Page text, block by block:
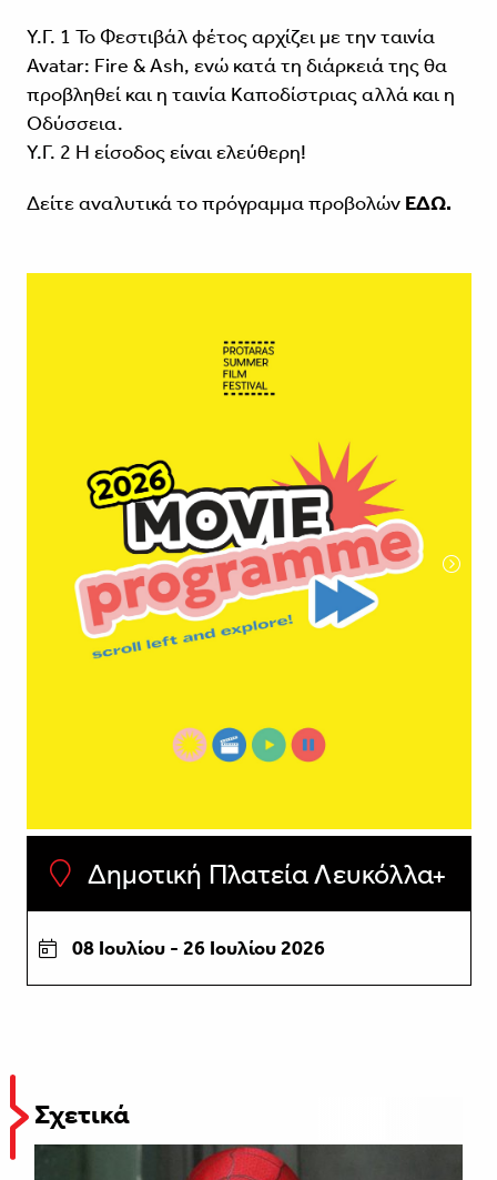
Υ.Γ. 1 Το Φεστιβάλ φέτος αρχίζει με την ταινία
Avatar: Fire & Ash, ενώ κατά τη διάρκειά της θα
προβληθεί και η ταινία Καποδίστριας αλλά και η
Οδύσσεια.
Υ.Γ. 2 Η είσοδος είναι ελεύθερη!
Δείτε αναλυτικά το πρόγραμμα προβολών ΕΔΩ.
Δημοτική Πλατεία Λευκόλλα
08 Ιουλίου - 26 Ιουλίου 2026
Σχετικά